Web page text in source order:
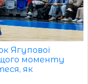
Ягупової
моменту
як